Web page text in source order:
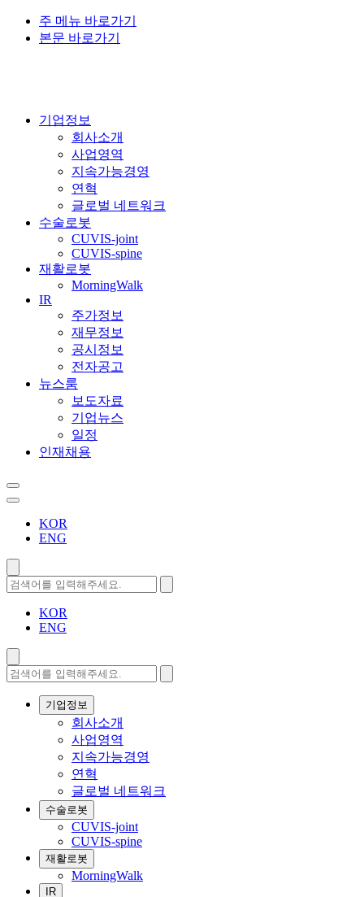
주 메뉴 바로가기
본문 바로가기
기업정보
회사소개
사업영역
지속가능경영
연혁
글로벌 네트워크
수술로봇
CUVIS-joint
CUVIS-spine
재활로봇
MorningWalk
IR
주가정보
재무정보
공시정보
전자공고
뉴스룸
보도자료
기업뉴스
일정
인재채용
KOR
ENG
KOR
ENG
기업정보
회사소개
사업영역
지속가능경영
연혁
글로벌 네트워크
수술로봇
CUVIS-joint
CUVIS-spine
재활로봇
MorningWalk
IR